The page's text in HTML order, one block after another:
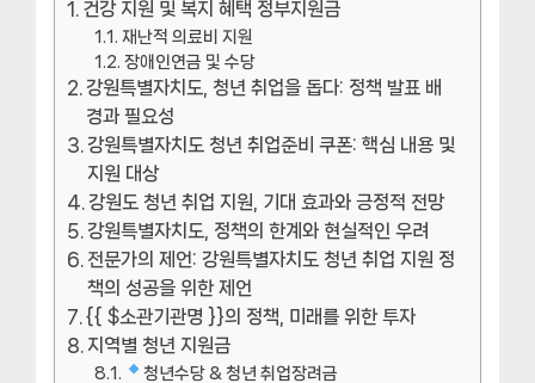
건강 지원 및 복지 혜택 정부지원금
재난적 의료비 지원
장애인연금 및 수당
강원특별자치도, 청년 취업을 돕다: 정책 발표 배
경과 필요성
강원특별자치도 청년 취업준비 쿠폰: 핵심 내용 및
지원 대상
강원도 청년 취업 지원, 기대 효과와 긍정적 전망
강원특별자치도, 정책의 한계와 현실적인 우려
전문가의 제언: 강원특별자치도 청년 취업 지원 정
책의 성공을 위한 제언
{{ $소관기관명 }}의 정책, 미래를 위한 투자
지역별 청년 지원금
청년수당 & 청년 취업장려금